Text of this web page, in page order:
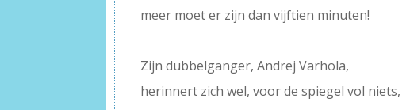
meer moet er zijn dan vijftien minuten!
Zijn dubbelganger, Andrej Varhola,
herinnert zich wel, voor de spiegel vol niets,